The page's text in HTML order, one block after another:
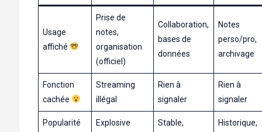
Usage
affiché
Prise de
notes,
organisation
(officiel)
Collaboration,
bases de
données
Notes
perso/pro,
archivage
Fonction
cachée
Streaming
illégal
Rien à
signaler
Rien à
signaler
Popularité
Explosive
Stable,
Historique,